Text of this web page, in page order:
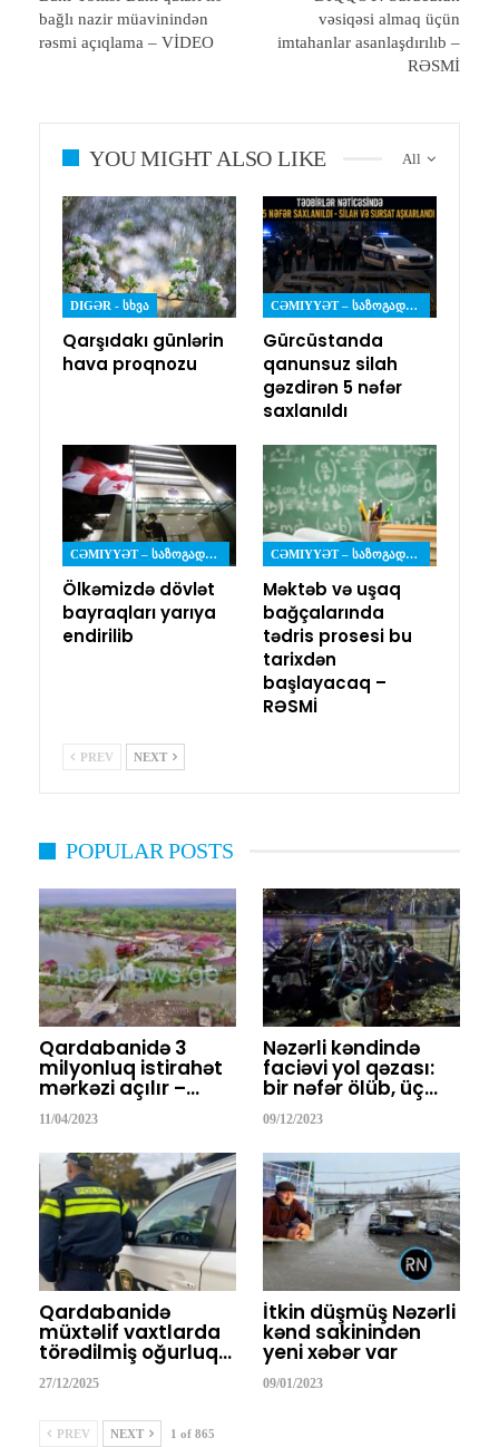
bağlı nazir müavinindən
rəsmi açıqlama – VİDEO
vəsiqəsi almaq üçün
imtahanlar asanlaşdırılıb –
RƏSMİ
All
YOU MIGHT ALSO LIKE
DIGƏR - ᲡᲮᲕᲐ
Qarşıdakı günlərin
hava proqnozu
CƏMIYYƏT – ᲡᲐᲖᲝᲒᲐᲓᲝᲔᲑᲐ
Gürcüstanda
qanunsuz silah
gəzdirən 5 nəfər
saxlanıldı
CƏMIYYƏT – ᲡᲐᲖᲝᲒᲐᲓᲝᲔᲑᲐ
Ölkəmizdə dövlət
bayraqları yarıya
endirilib
CƏMIYYƏT – ᲡᲐᲖᲝᲒᲐᲓᲝᲔᲑᲐ
Məktəb və uşaq
bağçalarında
tədris prosesi bu
tarixdən
başlayacaq –
RƏSMİ
PREV NEXT
POPULAR POSTS
Qardabanidə 3
milyonluq istirahət
mərkəzi açılır –…
11/04/2023
Nəzərli kəndində
faciəvi yol qəzası:
bir nəfər ölüb, üç…
09/12/2023
Qardabanidə
müxtəlif vaxtlarda
törədilmiş oğurluq…
27/12/2025
İtkin düşmüş Nəzərli
kənd sakinindən
yeni xəbər var
09/01/2023
PREV NEXT 1 of 865